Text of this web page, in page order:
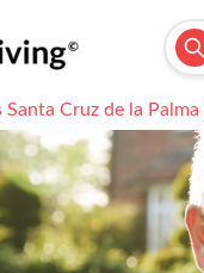
Santa Cruz de la Palma